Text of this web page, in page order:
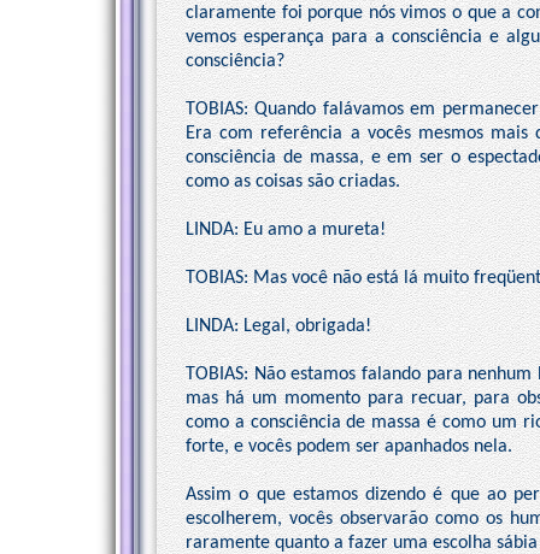
claramente foi porque nós vimos o que a
vemos esperança para a consciência e
consciência?
TOBIAS: Quando falávamos em
Era com referência a vocês mesmos
consciência de massa, e em ser o
como as coisas são criadas.
LINDA: Eu amo a mureta!
TOBIAS: Mas você não está lá muito
LINDA: Legal, obrigada!
TOBIAS: Não estamos falando para
mas há um momento para recuar, para
como a consciência de massa é como um
forte, e vocês podem ser apanhados nela.
Assim o que estamos dizendo é que ao
escolherem, vocês observarão como os
raramente quanto a fazer uma escolha